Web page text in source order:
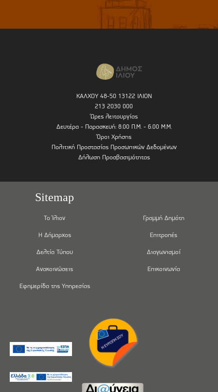
ΚΑΛΧΟΥ 48-50 13122 ΙΛΙΟΝ
213 2030 000
Ώρες λειτουργίας
Δευτέρα - Παρασκευή: 8.00 Π.Μ. - 6.00 Μ.Μ.
Όροι Χρήσης
Πολιτική Προστασίας Προσωπικών Δεδομένων
Δήλωση Προσβασιμότητας
Sitemap
Το Ίλιον
Η Δήμαρχος
Δελτία Τύπου
Ανακοινώσεις
Εφημερίδα της Υπηρεσίας
Γραμμή Δημότη
Επιτροπές
Διαγωνισμοί
Επικοινωνία